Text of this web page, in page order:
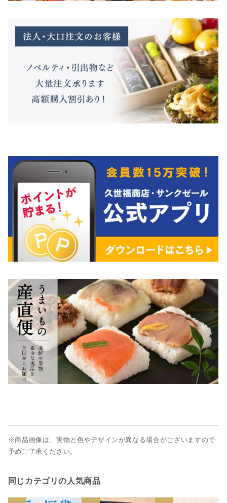
※商品画像は、実物と色やデザインが異なる場合がございますので
予めご了承ください。
同じカテゴリの人気商品